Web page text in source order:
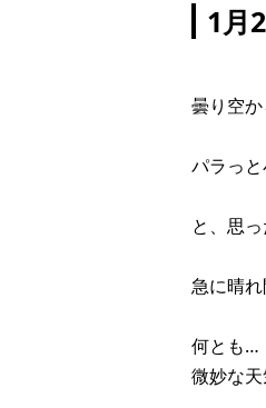
1月
曇り空
パラっ
と、思
急に晴
何とも…
微妙な